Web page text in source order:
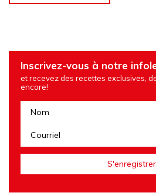
Inscrivez-vous à notre
et recevez des recettes exclusives,
encore!